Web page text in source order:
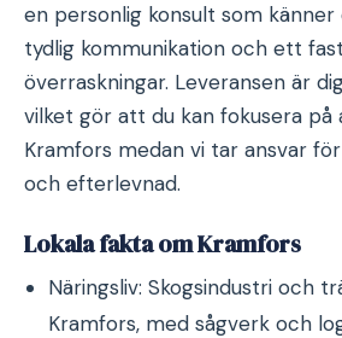
en personlig konsult som
tydlig kommunikation och ett
överraskningar. Leveransen är
vilket gör att du kan fokusera
Kramfors medan vi tar ansvar
och efterlevnad.
Lokala fakta om Kramfors
Näringsliv: Skogsindustri och
Kramfors, med sågverk och